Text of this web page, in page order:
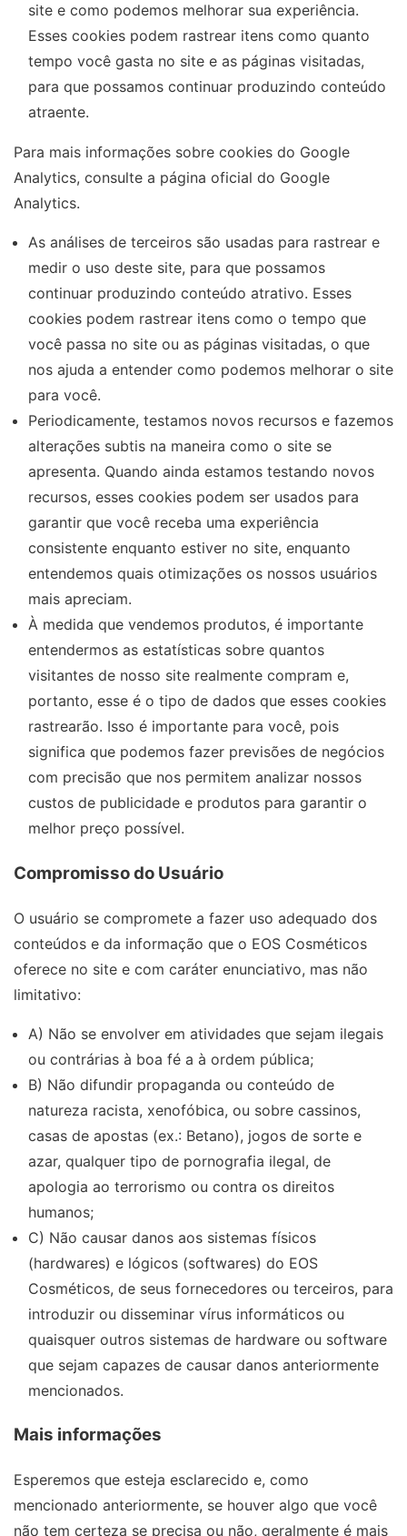
site e como podemos melhorar sua experiência.
Esses cookies podem rastrear itens como quanto
tempo você gasta no site e as páginas visitadas,
para que possamos continuar produzindo conteúdo
atraente.
Para mais informações sobre cookies do Google
Analytics, consulte a página oficial do Google
Analytics.
As análises de terceiros são usadas para rastrear e
medir o uso deste site, para que possamos
continuar produzindo conteúdo atrativo. Esses
cookies podem rastrear itens como o tempo que
você passa no site ou as páginas visitadas, o que
nos ajuda a entender como podemos melhorar o site
para você.
Periodicamente, testamos novos recursos e fazemos
alterações subtis na maneira como o site se
apresenta. Quando ainda estamos testando novos
recursos, esses cookies podem ser usados ​​para
garantir que você receba uma experiência
consistente enquanto estiver no site, enquanto
entendemos quais otimizações os nossos usuários
mais apreciam.
À medida que vendemos produtos, é importante
entendermos as estatísticas sobre quantos
visitantes de nosso site realmente compram e,
portanto, esse é o tipo de dados que esses cookies
rastrearão. Isso é importante para você, pois
significa que podemos fazer previsões de negócios
com precisão que nos permitem analizar nossos
custos de publicidade e produtos para garantir o
melhor preço possível.
Compromisso do Usuário
O usuário se compromete a fazer uso adequado dos
conteúdos e da informação que o EOS Cosméticos
oferece no site e com caráter enunciativo, mas não
limitativo:
A) Não se envolver em atividades que sejam ilegais
ou contrárias à boa fé a à ordem pública;
B) Não difundir propaganda ou conteúdo de
natureza racista, xenofóbica, ou sobre cassinos,
casas de apostas (ex.: Betano), jogos de sorte e
azar, qualquer tipo de pornografia ilegal, de
apologia ao terrorismo ou contra os direitos
humanos;
C) Não causar danos aos sistemas físicos
(hardwares) e lógicos (softwares) do EOS
Cosméticos, de seus fornecedores ou terceiros, para
introduzir ou disseminar vírus informáticos ou
quaisquer outros sistemas de hardware ou software
que sejam capazes de causar danos anteriormente
mencionados.
Mais informações
Esperemos que esteja esclarecido e, como
mencionado anteriormente, se houver algo que você
não tem certeza se precisa ou não, geralmente é mais